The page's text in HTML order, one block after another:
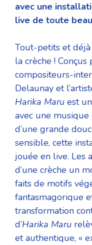
avec une
live de toute
Tout-petits et
la crèche !
compositeurs-
Delaunay et
Harika Maru est
avec une
d’une grande
sensible, cette
jouée en live. Les
d’une crèche un
faits de motifs
fantasmagorique
transformation
d’Harika Maru
et authentique, «